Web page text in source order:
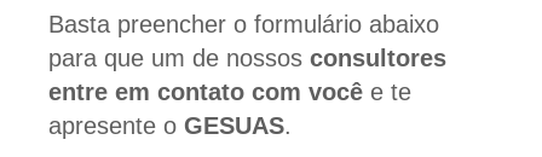
Basta preencher o formulário abaixo
para que um de nossos consultores
entre em contato com você e te
apresente o GESUAS.